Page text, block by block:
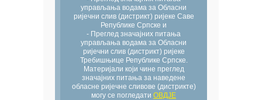
управљања водама за Обласни
ријечни слив (дистрикт) ријеке Саве
Републике Српске и
- Преглед значајних питања
управљања водама за Обласни
ријечни слив (дистрикт) ријеке
Требишњице Републике Српске.
Материјали који чине преглед
значајних питања за наведене
обласне ријечне сливове (дистрикте)
могу се погледати ОВДЈЕ